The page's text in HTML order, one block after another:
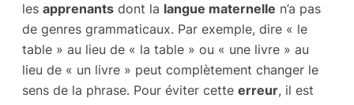
les apprenants dont la langue maternelle n’a pas
de genres grammaticaux. Par exemple, dire « le
table » au lieu de « la table » ou « une livre » au
lieu de « un livre » peut complètement changer le
sens de la phrase. Pour éviter cette erreur, il est